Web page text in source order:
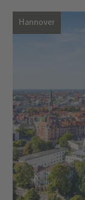
Hannover